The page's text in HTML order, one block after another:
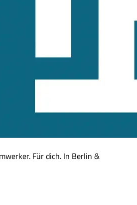
Für dich. In Berlin &